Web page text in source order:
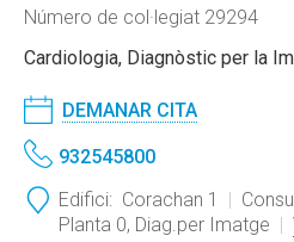
Número de col·legiat 29294
Cardiologia, Diagnòstic per la
DEMANAR CITA
932545800
Edifici: Corachan 1
Planta 0, Diag.per Imatge